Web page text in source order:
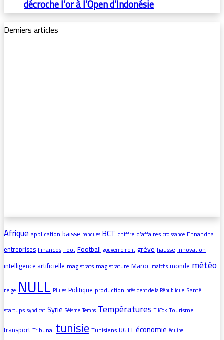
décroche l’or à l’Open d’Indonésie
Derniers articles
Afriqueapplicationbaisse banques BCTchiffre d’affaires croissance Ennahdha
entreprisesFinancesFootFootball gouvernement grèvehausseinnovation
intelligence artificiellemagistratsmagistratureMaroc matchs mondemétéo
neige NULL Pluies Politique production président de la République Santé
startups syndicat Syrie Séisme Temps Températures TikTok Tourisme
transportTribunaltunisieTunisiensUGTTéconomie équipe